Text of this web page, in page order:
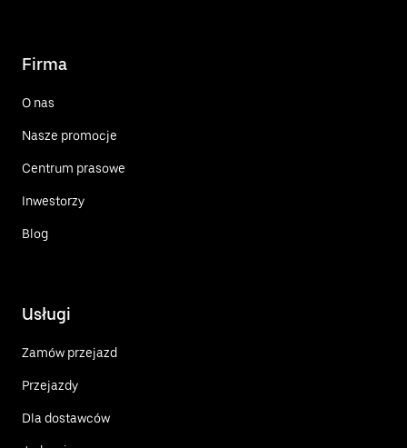
Firma
O nas
Nasze promocje
Centrum prasowe
Inwestorzy
Blog
Usługi
Zamów przejazd
Przejazdy
Dla dostawców